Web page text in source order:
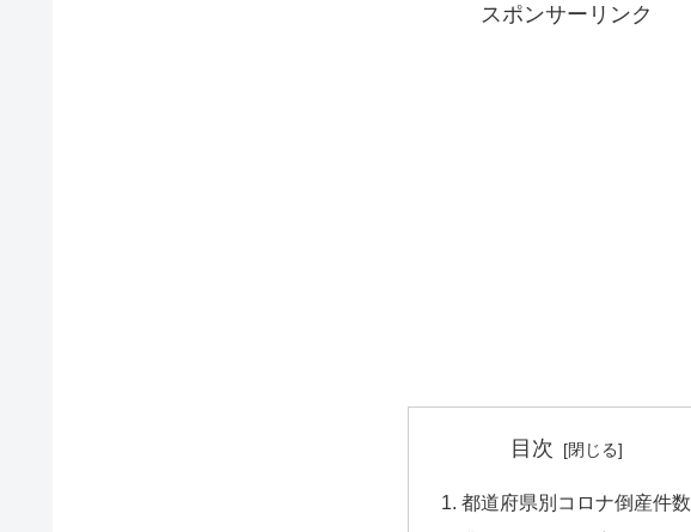
スポンサーリンク
目次
都道府県別コロナ倒産件数